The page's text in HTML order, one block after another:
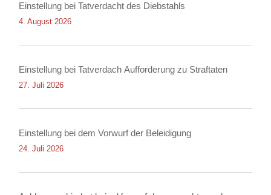
Einstellung bei Tatverdacht des Diebstahls
4. August 2026
Einstellung bei Tatverdach Aufforderung zu Straftaten
27. Juli 2026
Einstellung bei dem Vorwurf der Beleidigung
24. Juli 2026